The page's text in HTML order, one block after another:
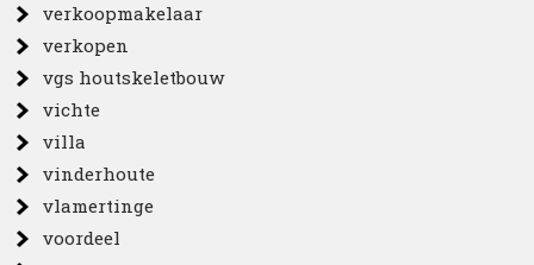
verkoopmakelaar
verkopen
vgs houtskeletbouw
vichte
villa
vinderhoute
vlamertinge
voordeel